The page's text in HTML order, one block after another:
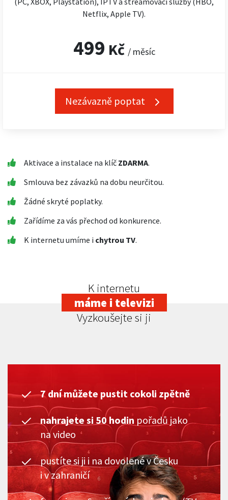
Netflix, Apple TV).
499 Kč / měsíc
Nezávazně poptat
Aktivace a instalace na klíč ZDARMA.
Smlouva bez závazků na dobu neurčitou.
Žádné skryté poplatky.
Zařídíme za vás přechod od konkurence.
K internetu umíme i chytrou TV.
K internetu
máme i televizi
Vyzkoušejte si ji
7 dní můžete pustit cokoli zpětně
nahrajete si 50 hodin pořadů jako
na video
pustíte si ji i na dovolené v Česku
i v zahraničí